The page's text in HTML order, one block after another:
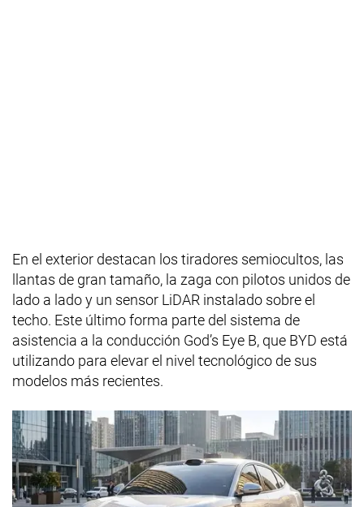
En el exterior destacan los tiradores semiocultos, las
llantas de gran tamaño, la zaga con pilotos unidos de
lado a lado y un sensor LiDAR instalado sobre el
techo. Este último forma parte del sistema de
asistencia a la conducción God’s Eye B, que BYD está
utilizando para elevar el nivel tecnológico de sus
modelos más recientes.